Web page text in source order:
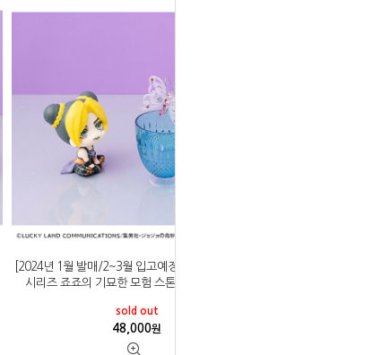
[2024년 1월 발매/2~3월 입고예정]메가하우스 룩업
시리즈 죠죠의 기묘한 모험 스톤 오션 쿠죠 죠린
sold out
48,000원